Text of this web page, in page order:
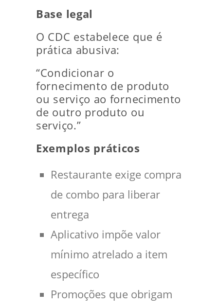
Base legal
O CDC estabelece que é
prática abusiva:
“Condicionar o
fornecimento de produto
ou serviço ao fornecimento
de outro produto ou
serviço.”
Exemplos práticos
Restaurante exige compra
de combo para liberar
entrega
Aplicativo impõe valor
mínimo atrelado a item
específico
Promoções que obrigam